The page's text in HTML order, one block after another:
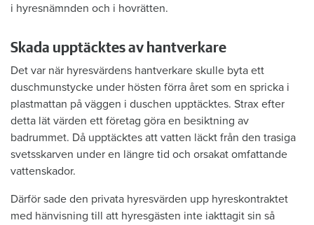
i hyresnämnden och i hovrätten.
Skada upptäcktes av hantverkare
Det var när hyresvärdens hantverkare skulle byta ett
duschmunstycke under hösten förra året som en spricka i
plastmattan på väggen i duschen upptäcktes. Strax efter
detta lät värden ett företag göra en besiktning av
badrummet. Då upptäcktes att vatten läckt från den trasiga
svetsskarven under en längre tid och orsakat omfattande
vattenskador.
Därför sade den privata hyresvärden upp hyreskontraktet
med hänvisning till att hyresgästen inte iakttagit sin så